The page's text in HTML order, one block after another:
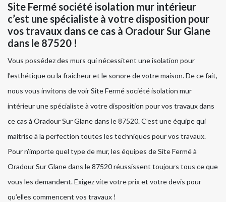
Site Fermé société isolation mur intérieur
c’est une spécialiste à votre disposition pour
vos travaux dans ce cas à Oradour Sur Glane
dans le 87520 !
Vous possédez des murs qui nécessitent une isolation pour
l’esthétique ou la fraicheur et le sonore de votre maison. De ce fait,
nous vous invitons de voir Site Fermé société isolation mur
intérieur une spécialiste à votre disposition pour vos travaux dans
ce cas à Oradour Sur Glane dans le 87520. C’est une équipe qui
maitrise à la perfection toutes les techniques pour vos travaux.
Pour n’importe quel type de mur, les équipes de Site Fermé à
Oradour Sur Glane dans le 87520 réussissent toujours tous ce que
vous les demandent. Exigez vite votre prix et votre devis pour
qu’elles commencent vos travaux !